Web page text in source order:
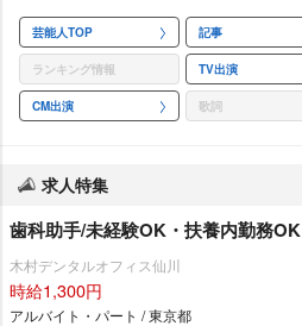
芸能人TOP 記事
ランキング情報 TV出演
CM出演 歌詞
求人特集
歯科助手/未経験OK・扶養内勤務OK
木村デンタルオフィス仙川
時給1,300円
アルバイト・パート / 東京都